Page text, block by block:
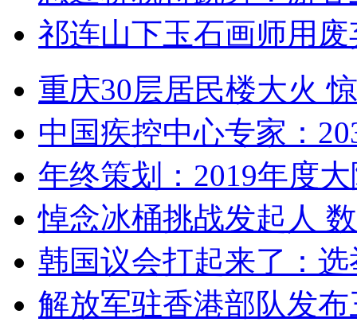
祁连山下玉石画师用
重庆30层居民楼大火
中国疾控中心专家：
年终策划：2019年度
悼念冰桶挑战发起人
韩国议会打起来了：
解放军驻香港部队发